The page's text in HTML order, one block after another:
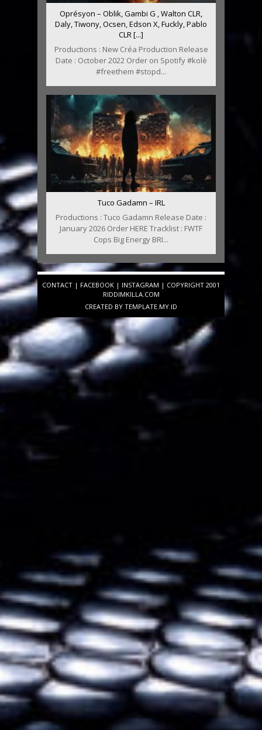
Oprésyon – Oblik, Gambi G , Walton CLR,
Daly, Tiwony, Ocsen, Edson X, Fuckly, Pablo
CLR [...]
Productions : New Créa Production Release
Date : October 2022 Order on Spotify #kolè
#freethem #stopd...
Tuco Gadamn – IRL
Productions : Tuco Gadamn Release Date :
January 2026 Order HERE Tracklist : FWTF
Cops Big Energy BRI...
CONTACT | FACEBOOK | INSTAGRAM | COPYRIGHT 2001
RIDDIMKILLA.COM
CREATED BY TEMPLATE .MY.ID